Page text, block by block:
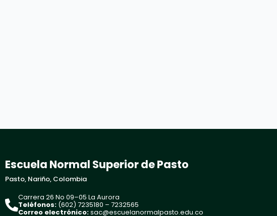
Escuela Normal Superior de Pasto
Pasto, Nariño, Colombia
Carrera 26 No 09–05 La Aurora
Teléfonos: (602) 7235180 – 7232565
Correo electrónico:sac@escuelanormalpasto.edu.co